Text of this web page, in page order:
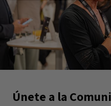
Únete a la